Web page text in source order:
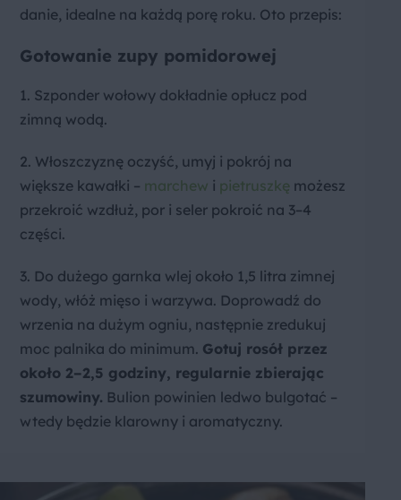
danie, idealne na każdą porę roku. Oto przepis:
Gotowanie zupy pomidorowej
1. Szponder wołowy dokładnie opłucz pod
zimną wodą.
2. Włoszczyznę oczyść, umyj i pokrój na
większe kawałki – marchew i pietruszkę możesz
przekroić wzdłuż, por i seler pokroić na 3–4
części.
3. Do dużego garnka wlej około 1,5 litra zimnej
wody, włóż mięso i warzywa. Doprowadź do
wrzenia na dużym ogniu, następnie zredukuj
moc palnika do minimum. Gotuj rosół przez
około 2–2,5 godziny, regularnie zbierając
szumowiny. Bulion powinien ledwo bulgotać –
wtedy będzie klarowny i aromatyczny.